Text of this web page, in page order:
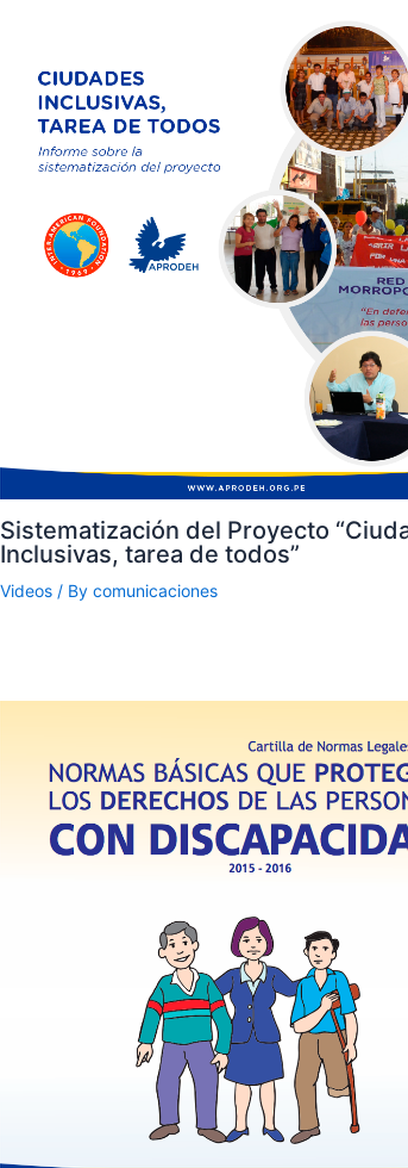
Sistematización del Proyecto
Inclusivas, tarea de todos”
Videos/ By comunicaciones